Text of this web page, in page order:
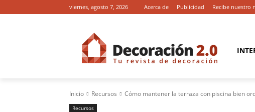
viernes, agosto 7, 2026 Acerca de Publicidad Recibe nuestro
Inicio Recursos Cómo mantener la terraza con piscina bien
Recursos